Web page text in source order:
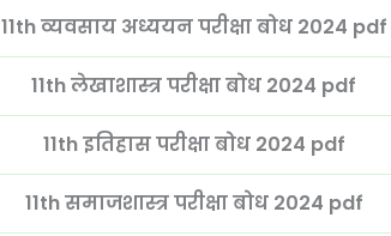
11th व्यवसाय अध्ययन परीक्षा बोध 2024 pdf
11th लेखाशास्त्र परीक्षा बोध 2024 pdf
11th इतिहास परीक्षा बोध 2024 pdf
11th समाजशास्त्र परीक्षा बोध 2024 pdf